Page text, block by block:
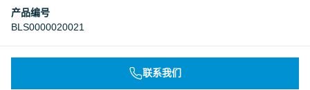
Underwriters Laboratories Inc.
Underwriters Laboratories Inc.
产品编号
BLS0000020021
联系我们